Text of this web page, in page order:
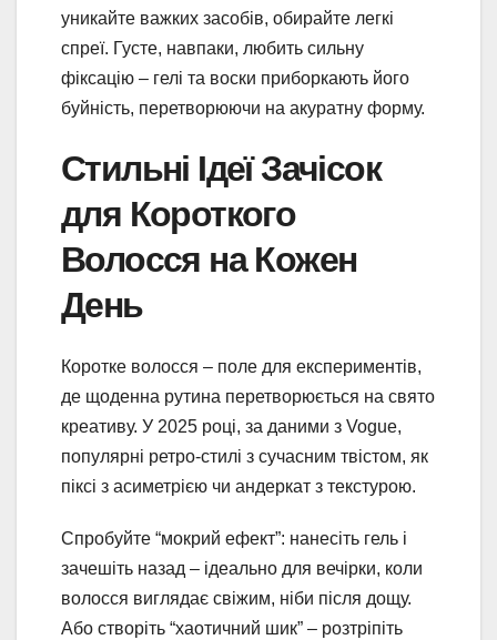
уникайте важких засобів, обирайте легкі
спреї. Густе, навпаки, любить сильну
фіксацію – гелі та воски приборкають його
буйність, перетворюючи на акуратну форму.
Стильні Ідеї Зачісок
для Короткого
Волосся на Кожен
День
Коротке волосся – поле для експериментів,
де щоденна рутина перетворюється на свято
креативу. У 2025 році, за даними з Vogue,
популярні ретро-стилі з сучасним твістом, як
піксі з асиметрією чи андеркат з текстурою.
Спробуйте “мокрий ефект”: нанесіть гель і
зачешіть назад – ідеально для вечірки, коли
волосся виглядає свіжим, ніби після дощу.
Або створіть “хаотичний шик” – розтріпіть